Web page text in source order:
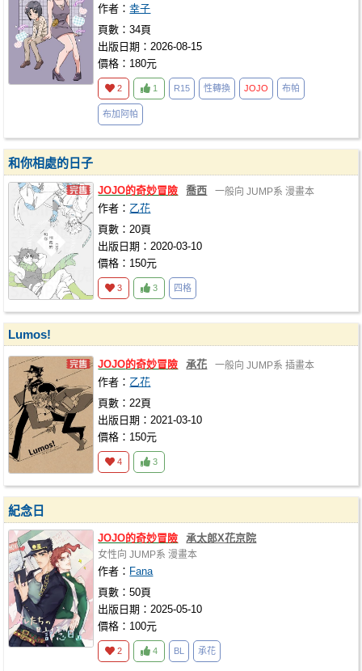
作者：幸子
頁數：34頁
出版日期：2026-08-15
價格：180元
2 1 R15 性轉換 JOJO 布帕
布加阿帕
和你相處的日子
JOJO的奇妙冒險 喬西 一般向 JUMP系 漫畫本
作者： 乙花
頁數：20頁
出版日期：2020-03-10
價格：150元
3 3 四格
Lumos!
JOJO的奇妙冒險 承花 一般向 JUMP系 插畫本
作者： 乙花
頁數：22頁
出版日期：2021-03-10
價格：150元
4 3
紀念日
JOJO的奇妙冒險 承太郎X花京院
女性向 JUMP系 漫畫本
作者： Fana
頁數：50頁
出版日期：2025-05-10
價格：100元
2 4 BL 承花